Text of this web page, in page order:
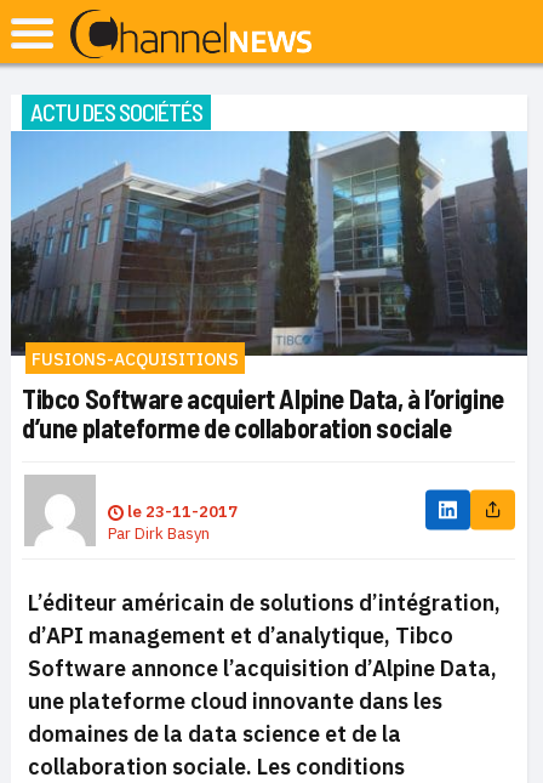
ACTU DES SOCIÉTÉS
FUSIONS-ACQUISITIONS
Tibco Software acquiert Alpine Data, à l’origine
d’une plateforme de collaboration sociale
le 23-11-2017
ParDirk Basyn
L’éditeur américain de solutions d’intégration,
d’API management et d’analytique, Tibco
Software annonce l’acquisition d’Alpine Data,
une plateforme cloud innovante dans les
domaines de la data science et de la
collaboration sociale. Les conditions